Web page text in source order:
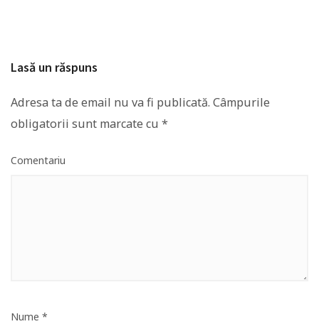
Lasă un răspuns
Adresa ta de email nu va fi publicată. Câmpurile
obligatorii sunt marcate cu *
Comentariu
Nume *